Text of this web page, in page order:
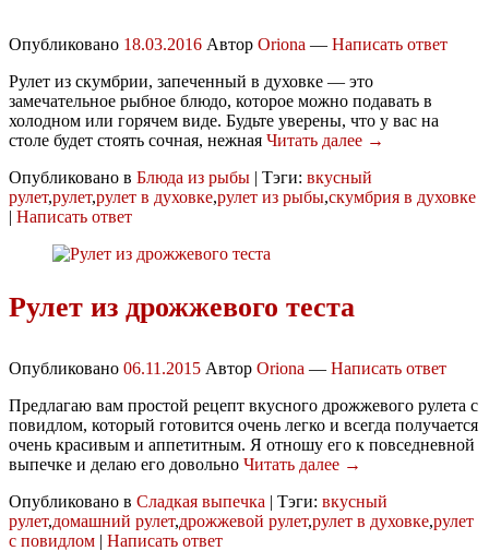
Опубликовано 18.03.2016 Автор Oriona — Написать ответ
Рулет из скумбрии, запеченный в духовке — это
замечательное рыбное блюдо, которое можно подавать в
холодном или горячем виде. Будьте уверены, что у вас на
столе будет стоять сочная, нежная Читать далее →
Опубликовано в Блюда из рыбы | Тэги: вкусный
рулет,рулет,рулет в духовке,рулет из рыбы,скумбрия в духовке
| Написать ответ
Рулет из дрожжевого теста
Опубликовано 06.11.2015 Автор Oriona — Написать ответ
Предлагаю вам простой рецепт вкусного дрожжевого рулета с
повидлом, который готовится очень легко и всегда получается
очень красивым и аппетитным. Я отношу его к повседневной
выпечке и делаю его довольно Читать далее →
Опубликовано в Сладкая выпечка | Тэги: вкусный
рулет,домашний рулет,дрожжевой рулет,рулет в духовке,рулет
с повидлом | Написать ответ